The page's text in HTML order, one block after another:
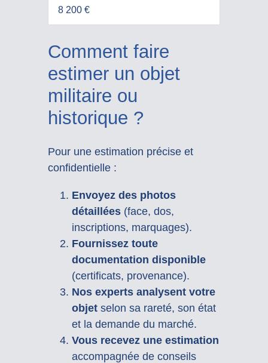
8 200 €
Comment faire
estimer un objet
militaire ou
historique ?
Pour une estimation précise et
confidentielle :
Envoyez des photos
détaillées(face, dos,
inscriptions, marquages).
Fournissez toute
documentation disponible
(certificats, provenance).
Nos experts analysent votre
objetselon sa rareté, son état
et la demande du marché.
Vous recevez une estimation
accompagnée de conseils